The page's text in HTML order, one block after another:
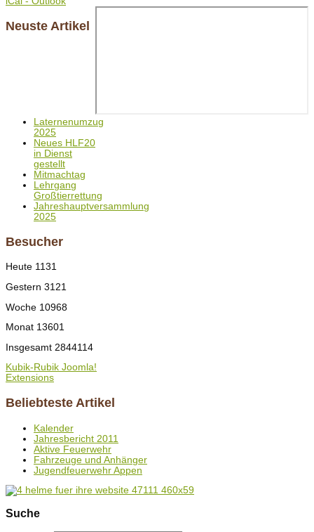
Neuste Artikel
Laternenumzug
2025
Neues HLF20
in Dienst
gestellt
Mitmachtag
Lehrgang
Großtierrettung
Jahreshauptversammlung
2025
Besucher
Heute 1131
Gestern 3121
Woche 10968
Monat 13601
Insgesamt 2844114
Kubik-Rubik Joomla!
Extensions
Beliebteste Artikel
Kalender
Jahresbericht 2011
Aktive Feuerwehr
Fahrzeuge und Anhänger
Jugendfeuerwehr Appen
Suche